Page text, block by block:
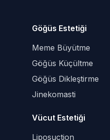
Göğüs Estetiği
Meme Büyütme
Göğüs Küçültme
Göğüs Dikleştirme
Jinekomasti
Vücut Estetiği
Liposuction